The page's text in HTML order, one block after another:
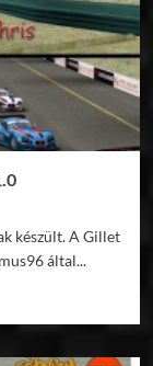
készült. A Gillet
által...